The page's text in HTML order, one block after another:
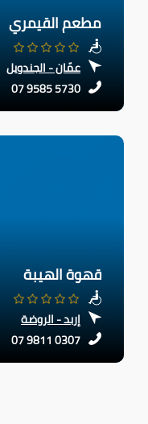
مطعم القيمري
عمّان - الجندويل
07 9585 5730
قهوة الهيبة
إربد - الروضة
07 9811 0307